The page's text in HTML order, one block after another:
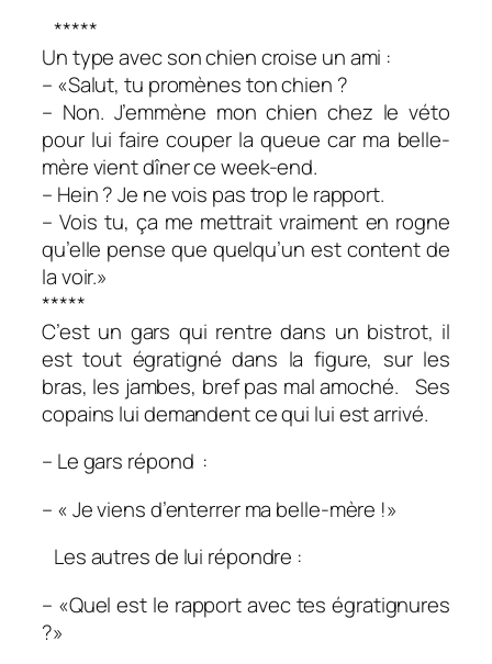
*****
Un type avec son chien croise un ami :
– «Salut, tu promènes ton chien ?
– Non. J’emmène mon chien chez le véto
pour lui faire couper la queue car ma belle-
mère vient dîner ce week-end.
– Hein ? Je ne vois pas trop le rapport.
– Vois tu, ça me mettrait vraiment en rogne
qu’elle pense que quelqu’un est content de
la voir.»
*****
C’est un gars qui rentre dans un bistrot, il
est tout égratigné dans la figure, sur les
bras, les jambes, bref pas mal amoché. Ses
copains lui demandent ce qui lui est arrivé.
– Le gars répond :
– « Je viens d’enterrer ma belle-mère !»
Les autres de lui répondre :
– «Quel est le rapport avec tes égratignures
?»